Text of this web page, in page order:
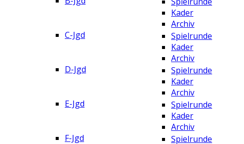
Kader
Archiv
C-Jgd
Spielrunde
Kader
Archiv
D-Jgd
Spielrunde
Kader
Archiv
E-Jgd
Spielrunde
Kader
Archiv
F-Jgd
Spielrunde